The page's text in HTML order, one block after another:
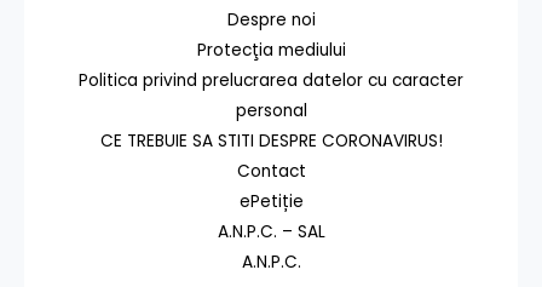
Despre noi
Protecţia mediului
Politica privind prelucrarea datelor cu caracter
personal
CE TREBUIE SA STITI DESPRE CORONAVIRUS!
Contact
ePetiție
A.N.P.C. – SAL
A.N.P.C.